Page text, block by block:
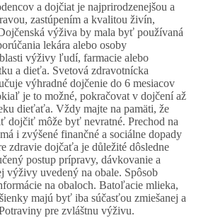
a dojčiat je najprirodzenejšou a
zastúpením a kvalitou živín,
výživa by mala byť používaná
lekára alebo osoby
výživy ľudí, farmacie alebo
a dieťa. Svetová zdravotnícka
výhradné dojčenie do 6 mesiacov
je to možné, pokračovat v dojčení až
dieťaťa. Vždy majte na pamäti, že
dojčiť môže byť nevratné. Prechod na
i zvýšené finančné a sociálne dopady
zdravie dojčaťa je důležité dôsledne
postup prípravy, dávkovanie a
výživy uvedený na obale. Spôsob
na obaloch. Batoľacie mlieka,
majú byť iba súčasťou zmiešanej a
pre zvláštnu výživu.